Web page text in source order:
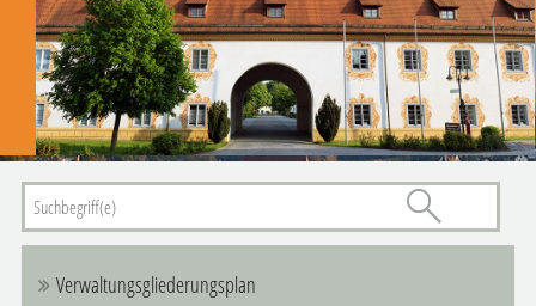
Verwaltungsgliederungsplan